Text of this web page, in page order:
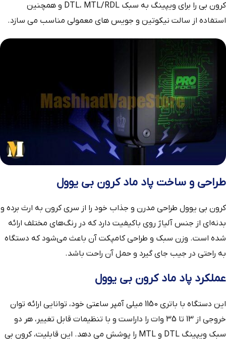
کرون بی را برای ویپینگ به سبک DTL، MTL/RDL و همچنین
استفاده از سالت نیکوتین و جویس‌ های معمولی مناسب می‌ سازد.
طراحی و ساخت پاد ماد کرون بی یوول
کرون بی یوول طراحی مدرن و جذاب خود را از سری کرون به ارث برده و
بدنه‌ای از جنس آلیاژ روی باکیفیت دارد که در رنگ‌های مختلف ارائه
شده است. وزن سبک و طراحی کامپکت آن باعث می‌شود که دستگاه
به راحتی در جیب جای گیرد و حمل آن راحت باشد.
عملکرد پاد ماد کرون بی یوول
این دستگاه با باتری 1150 میلی‌ آمپر ساعتی خود، توانایی ارائه توان
خروجی از 13 تا 35 وات را داراست و با تنظیمات قابل تغییر، هر دو
سبک ویپینگ DTL و MTL را پوشش می‌ دهد. این قابلیت، کرون بی